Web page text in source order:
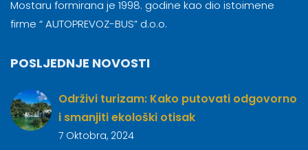
Mostaru formirana je 1998. godine kao dio istoimene
firme “ AUTOPREVOZ-BUS” d.o.o.
POSLJEDNJE NOVOSTI
Održivi turizam: Kako putovati odgovorno
i smanjiti ekološki otisak
7 Oktobra, 2024